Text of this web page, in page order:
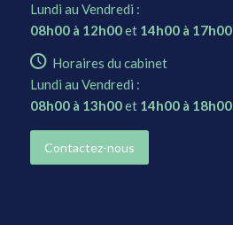
Lundi au Vendredi :
08h00 à 12h00et 14h00 à 17h00
Horaires du cabinet
Lundi au Vendredi :
08h00 à 13h00et 14h00 à 18h00
Contactez-nous